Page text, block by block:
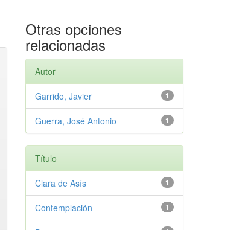
Otras opciones
relacionadas
Autor
1
Garrido, Javier
1
Guerra, José Antonio
Título
1
Clara de Asís
1
Contemplación